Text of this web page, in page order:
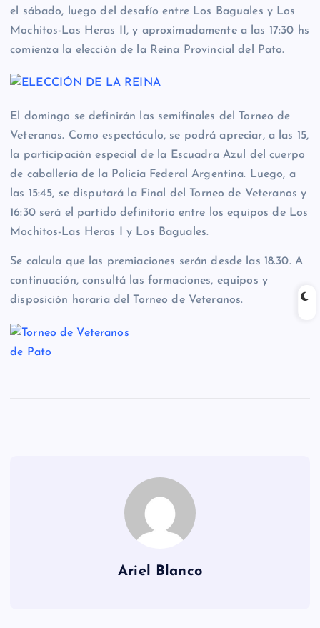
el sábado, luego del desafío entre Los Baguales y Los
Mochitos-Las Heras II, y aproximadamente a las 17:30 hs
comienza la elección de la Reina Provincial del Pato.
El domingo se definirán las semifinales del Torneo de
Veteranos. Como espectáculo, se podrá apreciar, a las 15,
la participación especial de la Escuadra Azul del cuerpo
de caballería de la Policia Federal Argentina. Luego, a
las 15:45, se disputará la Final del Torneo de Veteranos y
16:30 será el partido definitorio entre los equipos de Los
Mochitos-Las Heras I y Los Baguales.
Se calcula que las premiaciones serán desde las 18.30. A
continuación, consultá las formaciones, equipos y
disposición horaria del Torneo de Veteranos.
Ariel Blanco